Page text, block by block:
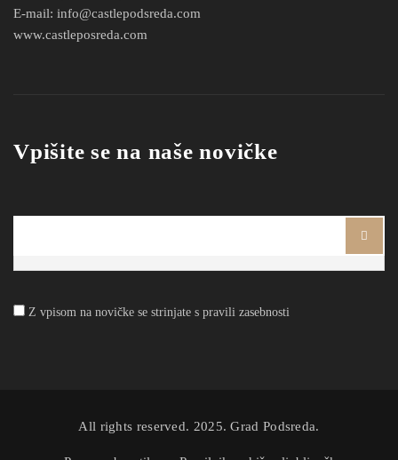
E-mail: info@castlepodsreda.com
www.castleposreda.com
Vpišite se na naše novičke
Z vpisom na novičke se strinjate s pravili zasebnosti
All rights reserved. 2025. Grad Podsreda.